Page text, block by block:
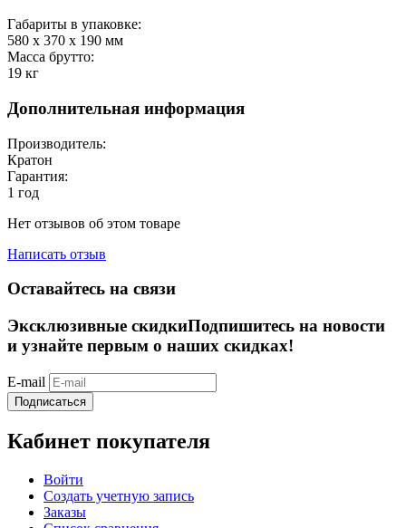
Габариты в упаковке:
580 x 370 x 190 мм
Масса брутто:
19 кг
Дополнительная информация
Производитель:
Кратон
Гарантия:
1 год
Нет отзывов об этом товаре
Написать отзыв
Оставайтесь на связи
Эксклюзивные скидкиПодпишитесь на новости
и узнайте первым о наших скидках!
E-mail
Подписаться
Кабинет покупателя
Войти
Создать учетную запись
Заказы